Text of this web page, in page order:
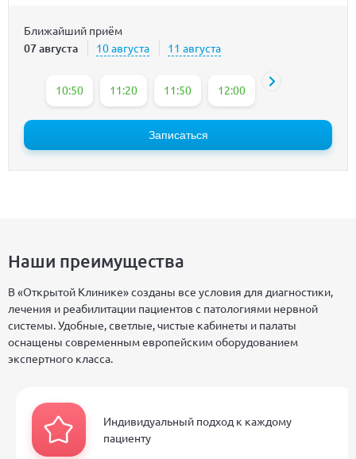
Ближайший приём
07 августа 10 августа 11 августа
10:50 11:20 11:50 12:00 12:20
Записаться
Наши преимущества
В «Открытой Клинике» созданы все условия для диагностики,
лечения и реабилитации пациентов с патологиями нервной
системы. Удобные, светлые, чистые кабинеты и палаты
оснащены современным европейским оборудованием
экспертного класса.
Индивидуальный подход к каждому
пациенту